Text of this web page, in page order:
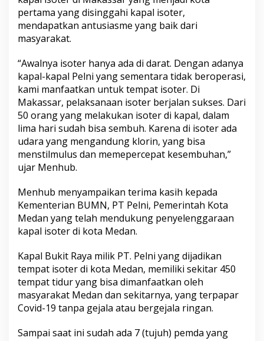
K
a
p
I
s
o
t
e
r
d
i
M
e
pertama yang disinggahi kapal isoter,
mendapatkan antusiasme yang baik dari
masyarakat.
“Awalnya isoter hanya ada di darat. Dengan adanya
kapal-kapal Pelni yang sementara tidak beroperasi,
kami manfaatkan untuk tempat isoter. Di
Makassar, pelaksanaan isoter berjalan sukses. Dari
50 orang yang melakukan isoter di kapal, dalam
lima hari sudah bisa sembuh. Karena di isoter ada
udara yang mengandung klorin, yang bisa
menstilmulus dan memepercepat kesembuhan,”
ujar Menhub.
Menhub menyampaikan terima kasih kepada
Kementerian BUMN, PT Pelni, Pemerintah Kota
Medan yang telah mendukung penyelenggaraan
kapal isoter di kota Medan.
Kapal Bukit Raya milik PT. Pelni yang dijadikan
tempat isoter di kota Medan, memiliki sekitar 450
tempat tidur yang bisa dimanfaatkan oleh
masyarakat Medan dan sekitarnya, yang terpapar
Covid-19 tanpa gejala atau bergejala ringan.
Sampai saat ini sudah ada 7 (tujuh) pemda yang